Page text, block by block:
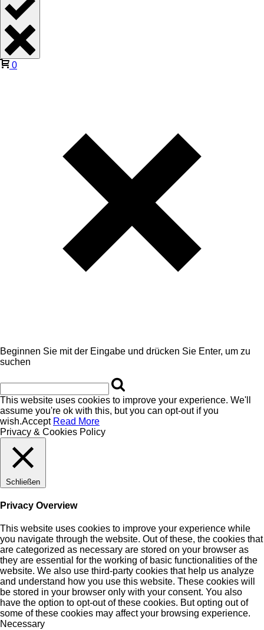
0
Beginnen Sie mit der Eingabe und drücken Sie Enter, um zu
suchen
This website uses cookies to improve your experience. We'll
assume you're ok with this, but you can opt-out if you
wish.Accept Read More
Privacy & Cookies Policy
Schließen
Privacy Overview
This website uses cookies to improve your experience while
you navigate through the website. Out of these, the cookies that
are categorized as necessary are stored on your browser as
they are essential for the working of basic functionalities of the
website. We also use third-party cookies that help us analyze
and understand how you use this website. These cookies will
be stored in your browser only with your consent. You also
have the option to opt-out of these cookies. But opting out of
some of these cookies may affect your browsing experience.
Necessary